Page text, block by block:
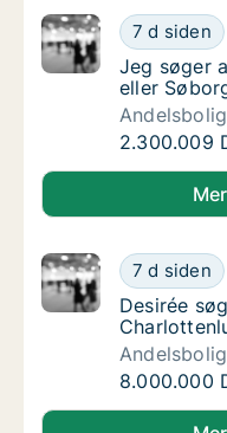
Jeg søger
7 d siden
Jeg søger
Jeg søger
eller
Andelsbolig
Jeg søger
2.300.009
Jeg søger
Desirée
7 d siden
Desirée
Desirée
Andelsbolig
Desirée
8.000.000
Desirée søger